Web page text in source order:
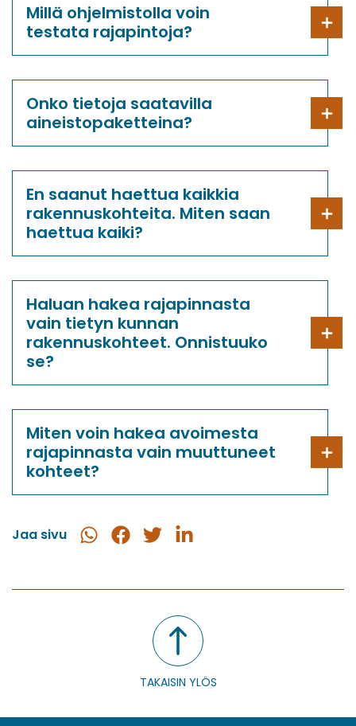
Millä ohjelmistolla voin
testata rajapintoja?
Onko tietoja saatavilla
aineistopaketteina?
En saanut haettua kaikkia
rakennuskohteita. Miten saan
haettua kaiki?
Haluan hakea rajapinnasta
vain tietyn kunnan
rakennuskohteet. Onnistuuko
se?
Miten voin hakea avoimesta
rajapinnasta vain muuttuneet
kohteet?
Jaa sivu
Jaa
Jaa
Jaa
Jaa
TAKAISIN YLÖS